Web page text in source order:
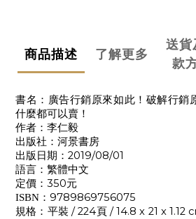
商品描述 了解更多
送貨
款
書名：廣告行銷原來如此！破解行銷
什麼都可以賣！
作者：李仁毅
出版社：河景書房
出版日期： 2019/08/01
語言：繁體中文
定價： 350元
ISBN ： 9789869756075
規格：平裝 / 224頁/ 14.8 x 21 x 1.12